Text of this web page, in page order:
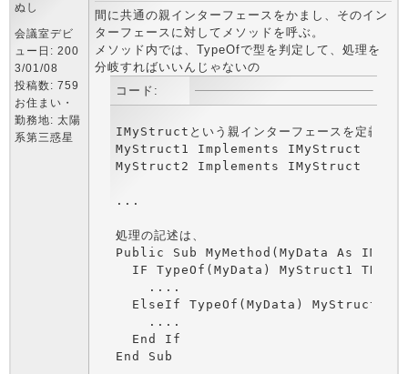
ぬし
会議室デビ
ュー日: 200
3/01/08
投稿数: 759
お住まい・
勤務地: 太陽
系第三惑星
間に共通の親インターフェースをかまし、そのイン
ターフェースに対してメソッドを呼ぶ。
メソッド内では、TypeOfで型を判定して、処理を
分岐すればいいんじゃないの
コード:
IMyStructという親インターフェースを定義
MyStruct1 Implements IMyStruct
MyStruct2 Implements IMyStruct
...
処理の記述は、
Public Sub MyMethod(MyData As
  IF TypeOf(MyData) MyStruct1 THEN
    ....
ElseIf TypeOf(MyData) MyStruct2
    ....
  End If
End Sub